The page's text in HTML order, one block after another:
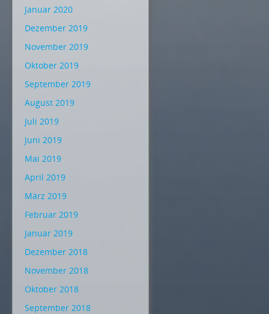
Januar 2020
Dezember 2019
November 2019
Oktober 2019
September 2019
August 2019
Juli 2019
Juni 2019
Mai 2019
April 2019
März 2019
Februar 2019
Januar 2019
Dezember 2018
November 2018
Oktober 2018
September 2018